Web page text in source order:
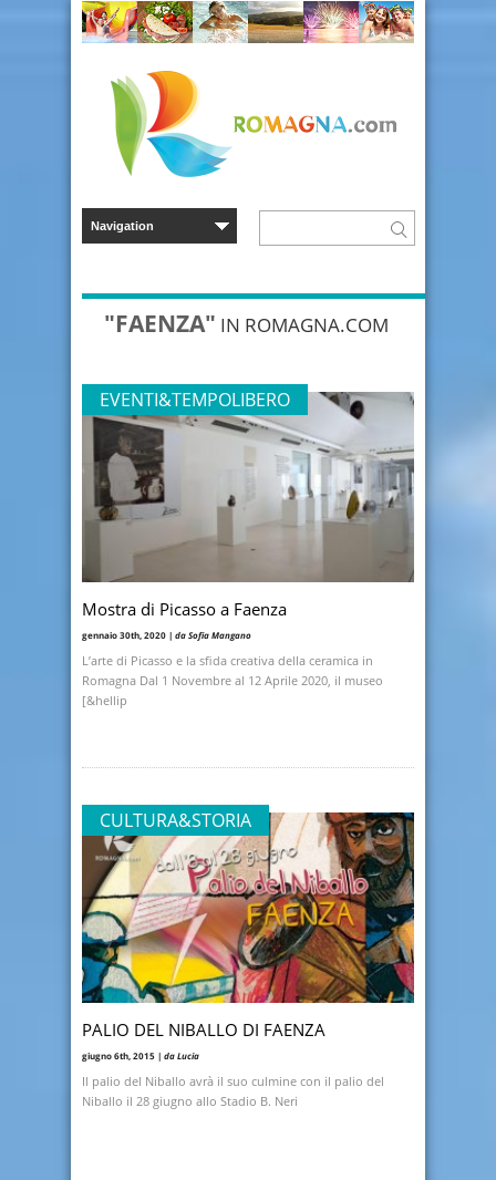
"FAENZA" IN ROMAGNA.COM
EVENTI&TEMPOLIBERO
Mostra di Picasso a Faenza
gennaio 30th, 2020 | da Sofia Mangano
L’arte di Picasso e la sfida creativa della ceramica in
Romagna Dal 1 Novembre al 12 Aprile 2020, il museo
[&hellip
CULTURA&STORIA
PALIO DEL NIBALLO DI FAENZA
giugno 6th, 2015 | da Lucia
Il palio del Niballo avrà il suo culmine con il palio del
Niballo il 28 giugno allo Stadio B. Neri